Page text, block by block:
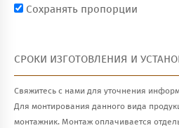
Сохранять пропорции
СРОКИ ИЗГОТОВЛЕНИЯ И
Свяжитесь с нами для уточнения
Для монтирования данного вида
монтажник. Монтаж оплачивается